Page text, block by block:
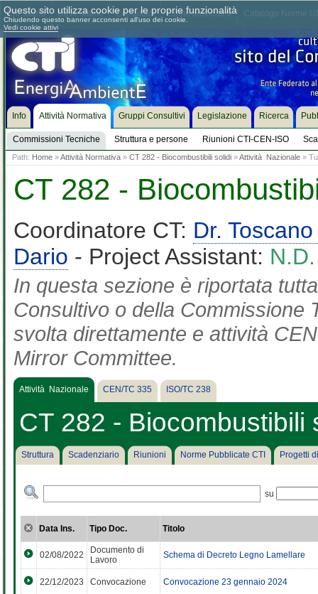
Chi siamo Dove siamo Contattaci Come associarsi
Info Attività Normativa
Commissioni Tecniche Struttura e persone Riunioni CTI-CEN-ISO
Gruppi Consultivi Legislazione Ricerca
Path: Home »Attività Normativa » CT 282 - Biocombustibili solidi »Attività Nazionale »
CT 282 -
Coordinatore CT: Dr.
Dario - Project Assistant: N.D.
In questa sezione è riportata
Consultivo o della Commissione
svolta direttamente e attività
Mirror Committee.
Attività Nazionale CEN/TC 335 ISO/TC 238
CT 282 - Biocombustibili
Struttura Scadenziario Riunioni Norme Pubblicate CTI Progetti
su
Data Ins. Tipo Doc. Titolo
02/08/2022
Documento di
Lavoro
Schema di Decreto Legno Lamellare
22/12/2023 Convocazione Convocazione 23 gennaio 2024
Questo sito utilizza cookie per le proprie funzionalità
Chiudendo questo banner acconsenti all'uso dei cookie.
Vedi cookie attivi